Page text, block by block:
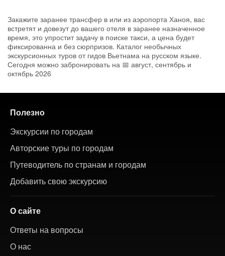
Закажите заранее трансфер в или из аэропорта Ханоя, вас
встретят и довезут до вашего отеля в заранее назначенное
время, это упростит задачу в поиске такси, а цена будет
фиксированна и без сюрпризов. Каталог необычных
экскурсионных туров от гидов Вьетнама на русском языке.
Сегодня можно забронировать на 📅 август, сентябрь и
октябрь 2026
Полезно
Экскурсии по городам
Авторские туры по городам
Путеводитель по странам и городам
Добавить свою экскурсию
О сайте
Ответы на вопросы
О нас